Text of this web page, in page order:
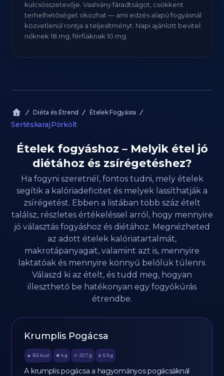
kulcsösszetevője. Vashiány fáradtságot, csökkent
terhelhetőséget okozhat — ami edzés alapú fogyásnál
közvetlenül rontja a teljesítményt. Napi ajánlott bevitel:
nőknek 18 mg, férfiaknak 10 mg.
Diéta és Étrend Ételek Fogyásra
Sertéskaraj Pörkölt
Ételek fogyáshoz – Melyik étel jó
diétához és zsírégetéshez?
Ha fogyni szeretnél, fontos tudni, mely ételek
segítik a kalóriadeficitet és melyek lassíthatják a
zsírégetést. Ebben a listában több száz ételt
találsz, részletes értékeléssel arról, hogy mennyire
jó választás fogyáshoz és diétához. Megnézheted
az adott ételek kalóriatartalmát,
makrotápanyagait, valamint azt is, mennyire
laktatóak és mennyire könnyű belőlük túlenni.
Válaszd ki az ételt, és tudd meg, hogyan
illeszthető be hatékonyan egy fogyókúrás
étrendbe.
Krumplis Pogácsa
🔥 165 kcal 🥩 4 g 🥔 20.7g 🫒 6.9 g
A krumplis pogácsa a hagyományos pogácsáknál